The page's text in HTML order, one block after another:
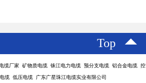
Top
缆厂家 矿物质电缆 铢江电力电缆 预分支电缆 铝合金电缆 控
缆 低压电缆 广东广星珠江电缆实业有限公司